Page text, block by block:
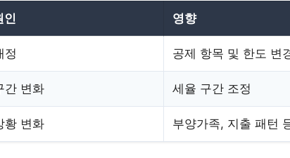
인 영향
정 공제 항목 및 한도 변
간 변화 세율 구간 조정
황 변화 부양가족, 지출 패턴